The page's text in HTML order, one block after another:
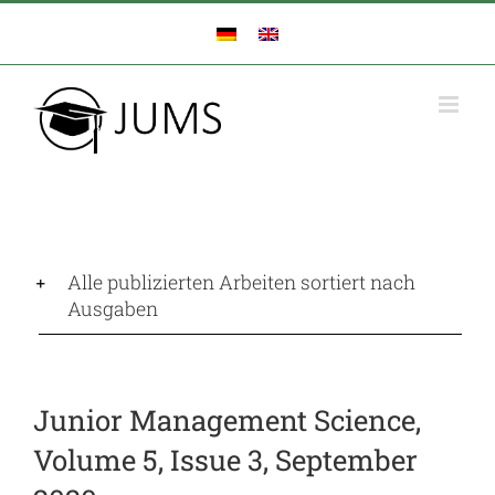
Zum
springen
Alle publizierten Arbeiten sortiert nach
Ausgaben
Junior Management Science,
Volume 5, Issue 3, September